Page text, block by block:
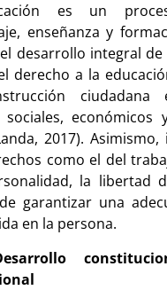
es un
enseñanza y
desarrollo integral de
derecho a la
sociales,
2017).
como el del
la libertad
garantizar una
en la persona.